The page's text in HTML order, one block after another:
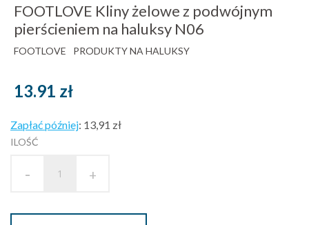
FOOTLOVE Kliny żelowe z podwójnym
pierścieniem na haluksy N06
FOOTLOVE PRODUKTY NA HALUKSY
13.91 zł
Zapłać później: 13,91 zł
ILOŚĆ
- +